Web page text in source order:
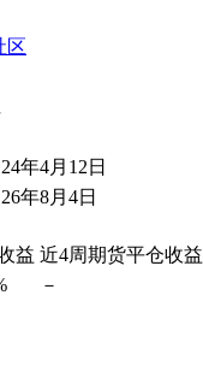
区
24年4月12日
26年8月4日
益 近4周期货平仓收益
－